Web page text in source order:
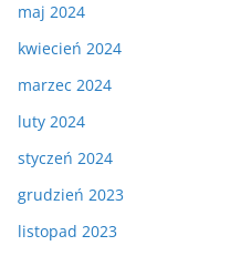
maj 2024
kwiecień 2024
marzec 2024
luty 2024
styczeń 2024
grudzień 2023
listopad 2023